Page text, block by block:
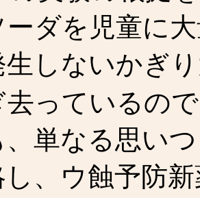
ーダを児童に
しないかぎ
去っているの
単なる思い
し、ウ蝕予防